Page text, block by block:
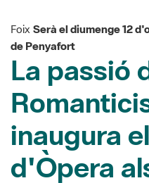
La passió
inaugura el
d'Òpera
Parc del